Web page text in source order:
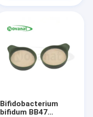
Bifidobacterium
bifidum BB47